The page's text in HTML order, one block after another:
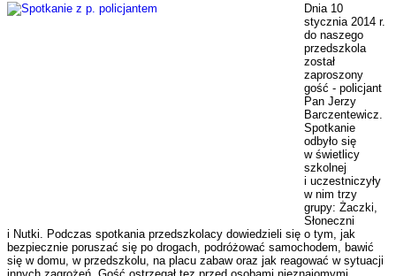
Dnia 10
stycznia 2014 r.
do naszego
przedszkola
został
zaproszony
gość - policjant
Pan Jerzy
Barczentewicz.
Spotkanie
odbyło się
w świetlicy
szkolnej
i uczestniczyły
w nim trzy
grupy: Żaczki,
Słoneczni
i Nutki. Podczas spotkania przedszkolacy dowiedzieli się o tym, jak
bezpiecznie poruszać się po drogach, podróżować samochodem, bawić
się w domu, w przedszkolu, na placu zabaw oraz jak reagować w sytuacji